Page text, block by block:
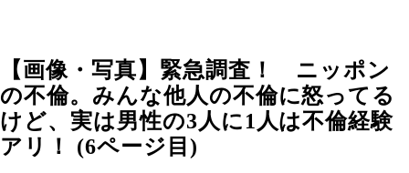
【画像・写真】緊急調査！ ニッポン
の不倫。みんな他人の不倫に怒ってる
けど、実は男性の3人に1人は不倫経験
アリ！ (6ページ目)